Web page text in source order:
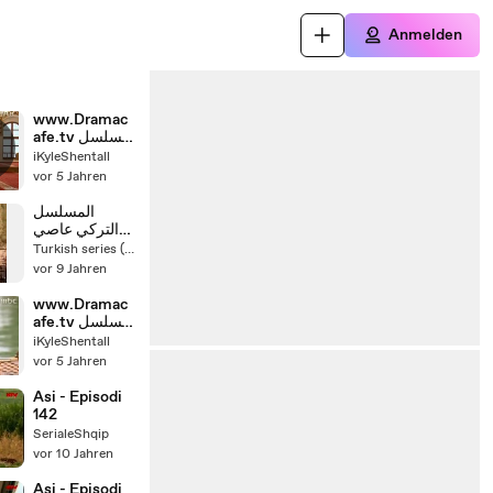
Anmelden
www.Dramac
afe.tv مسلسل
عاصي مدبلج -
الحلقة 139
iKyleShentall
vor 5 Jahren
المسلسل
التركي عاصي
الحلقة 144
الجزء 1 فيديو
Turkish series (English dubbing )
vor 9 Jahren
www.Dramac
afe.tv مسلسل
عاصي مدبلج -
الحلقة 138
iKyleShentall
vor 5 Jahren
Asi - Episodi
142
SerialeShqip
vor 10 Jahren